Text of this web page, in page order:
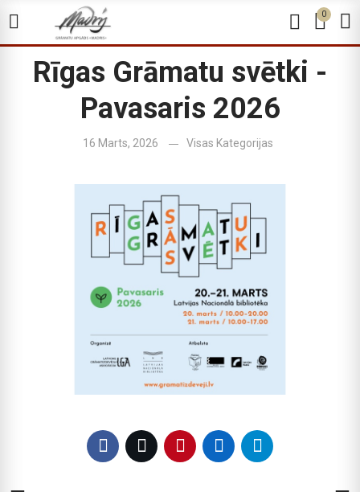
0
Rīgas Grāmatu svētki -
Pavasaris 2026
16 Marts, 2026 Visas Kategorijas